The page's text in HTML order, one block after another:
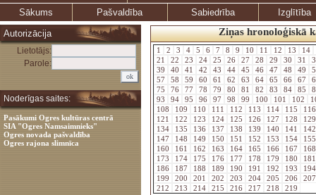
Sākums
Pašvaldība Sabiedrība
Izglītība
Autorizācija
Lietotājs:
Parole:
Noderīgas saites:
Pasākumi Ogres kultūras centrā
SIA "Ogres Namsaimnieks"
Ogres novada pašvaldība
Ogres rajona slimnīca
Ziņas hronoloģiskā
1 2 3 4 5 6 7 8 9 10 11 12 13 14
21
22 23 24 25 26 27 28 29 30 31
39
40 41 42 43 44 45 46 47 48 49
57
58 59 60 61 62 63 64 65 66 67
75
76 77 78 79 80 81 82 83 84 85
93
94 95 96 97 98 99 100 101 102
108
109 110 111 112 113 114 115
121
122 123 124 125 126 127 128
134
135 136 137 138 139 140 141
147
148 149 150 151 152 153 154
160
161 162 163 164 165 166 167
173
174 175 176 177 178 179 180
186
187 188 189 190 191 192 193
199
200 201 202 203 204 205 206
212
213 214 215 216 217 218 219